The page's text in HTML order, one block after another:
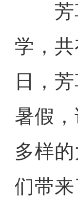
芳草
学，
日，
暑假
多样
们带